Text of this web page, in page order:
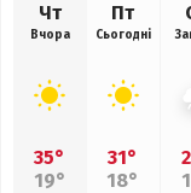
Чт
Вчора
35°
19°
Пт
Сьогодні
31°
18°